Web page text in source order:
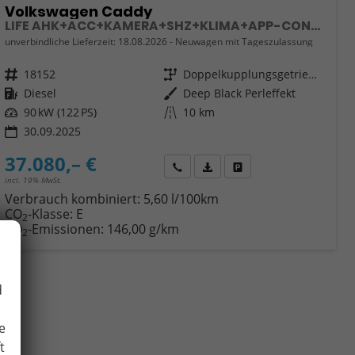
Volkswagen Caddy
LIFE AHK+ACC+KAMERA+SHZ+KLIMA+APP-CONNECT
unverbindliche Lieferzeit: 18.08.2026 Neuwagen mit Tageszulassung
Fahrzeugnr. 18152 Getriebe
Doppelkupplungsgetriebe (DSG)
Kraftstoff Diesel Außenfarbe Deep Black Perleffekt
Leistung 90 kW (122 PS) Kilometerstand 10 km
30.09.2025
37.080,– €
incl. 19% MwSt.
Wir rufen Sie an
Fahrzeugexposé (PDF)
Fahrzeug parken
Verbrauch kombiniert: 5,60 l/100km
CO2-Klasse: E
CO2-Emissionen: 146,00 g/km